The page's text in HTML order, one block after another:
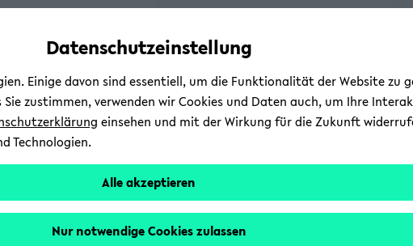
Automatische
vermeiden
zum
wechseln
zum
wechseln
zum
wechseln
Datenschutzeinstellung
Einige davon sind essentiell, um die Funktionalität der Website zu
zustimmen, verwenden wir Cookies und Daten auch, um Ihre
einsehen und mit der Wirkung für die Zukunft
Technologien.
Alle akzeptieren
Nur notwendige Cookies zulassen